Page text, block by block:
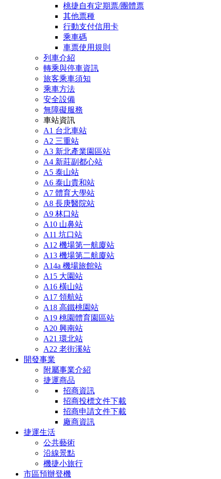
桃捷自有定期票/團體票
其他票種
行動支付信用卡
乘車碼
車票使用規則
列車介紹
轉乘與停車資訊
旅客乘車須知
乘車方法
安全設備
無障礙服務
車站資訊
A1 台北車站
A2 三重站
A3 新北產業園區站
A4 新莊副都心站
A5 泰山站
A6 泰山貴和站
A7 體育大學站
A8 長庚醫院站
A9 林口站
A10 山鼻站
A11 坑口站
A12 機場第一航廈站
A13 機場第二航廈站
A14a 機場旅館站
A15 大園站
A16 橫山站
A17 領航站
A18 高鐵桃園站
A19 桃園體育園區站
A20 興南站
A21 環北站
A22 老街溪站
開發事業
附屬事業介紹
捷運商品
招商資訊
招商投標文件下載
招商申請文件下載
廠商資訊
捷運生活
公共藝術
沿線景點
機捷小旅行
市區預辦登機